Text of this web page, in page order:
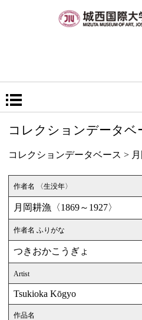
コレクションデータベ
コレクションデータベース >
作者名 〈生没年〉
月岡耕漁〈1869～1927〉
作者名 ふりがな
つきおかこうぎょ
Artist
Tsukioka Kōgyo
作品名